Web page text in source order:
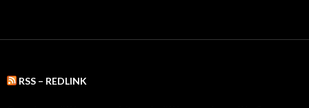
RSS – REDLINK